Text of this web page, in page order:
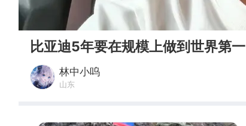
比亚迪5年要在规模上做到世界第一
林中小呜
山东